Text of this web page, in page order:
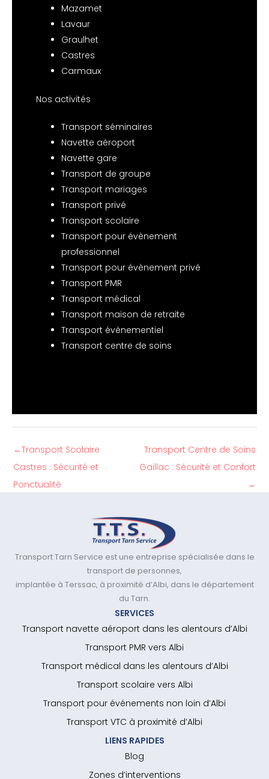
Mazamet
Lavaur
Graulhet
Castres
Carmaux
Nos activités
Transport séminaires
Navette aéroport
Navette gare
Transport de groupe
Transport mariages
Transport privé
Transport scolaire
Transport pour évènement
professionnel
Transport pour évènement privé
Transport PMR
Transport médical
Transport maison de retraite
Transport évènementiel
Transport centre de soins
←Transport Scolaire
Castres : Sécurité et
Ponctualité
Transport Centre de Soins
Gaillac : Sécurité et Confort
→
Transport Tarn Service est une entreprise spécialisée dans le
transport de personnes,
implantée à Terssac, à proximité d’Albi, dans le département
du Tarn.
SERVICES
Transport navette aéroport dans les alentours d’Albi
Transport PMR vers Albi
Transport médical dans les alentours d’Albi
Transport scolaire vers Albi
Transport pour événements non loin d’Albi
Transport VTC à proximité d’Albi
LIENS RAPIDES
Blog
Zones d’interventions